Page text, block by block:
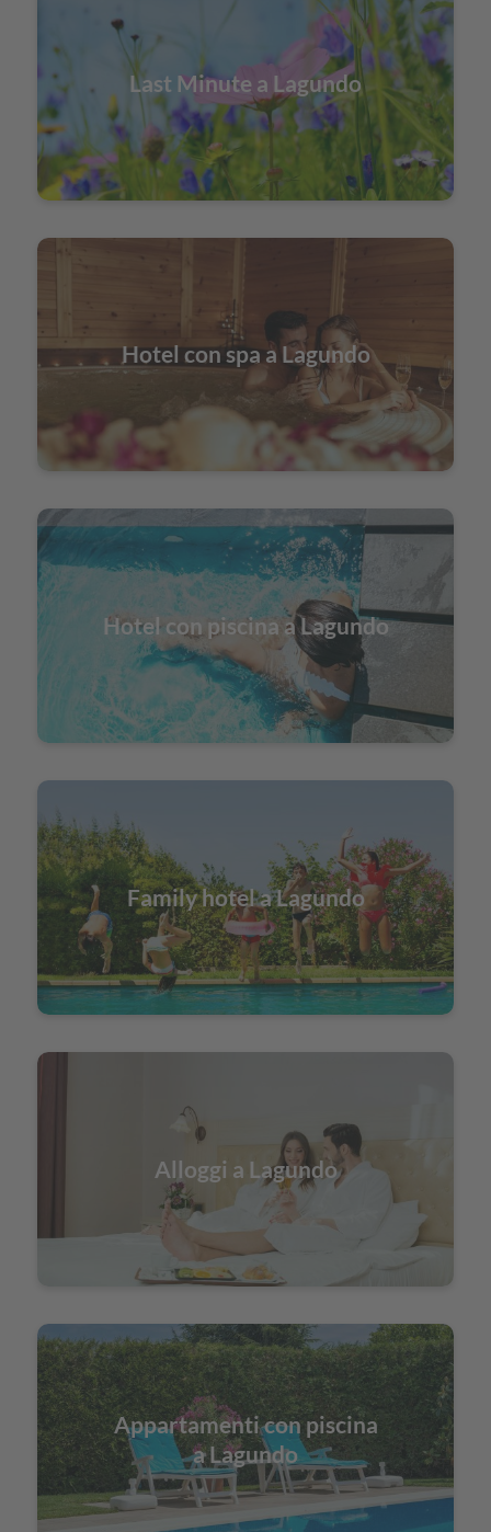
Last Minute a Lagundo
Hotel con spa a Lagundo
Hotel con piscina a Lagundo
Family hotel a Lagundo
Alloggi a Lagundo
Appartamenti con piscina
a Lagundo